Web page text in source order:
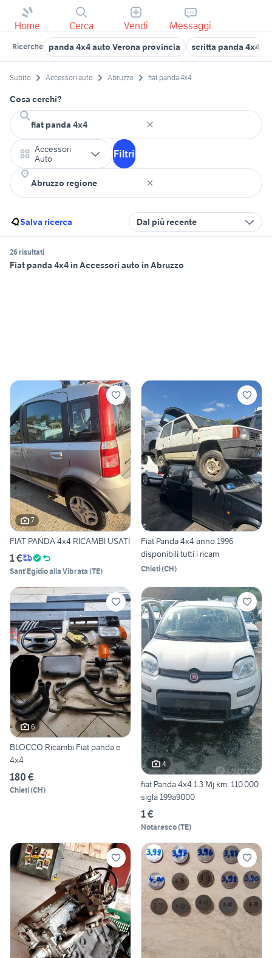
Home Cerca Vendi Messaggi
Ricerche panda 4x4 auto Verona provincia scritta panda 4x4
Subito Accessori auto Abruzzo fiat panda 4x4
Cosa cerchi?
Accessori
Auto
Filtri
Salva ricerca Dal più recente
26 risultati
Fiat panda 4x4 in Accessori auto in Abruzzo
7
FIAT PANDA 4x4 RICAMBI USATI
1 €
Sant'Egidio alla Vibrata (TE)
Fiat Panda 4x4 anno 1996
disponibili tutti i ricam
Chieti(CH)
6
BLOCCO Ricambi Fiat panda e
4x4
180 €
Chieti(CH)
4
fiat Panda 4x4 1.3 Mj km. 110.000
sigla 199a9000
1 €
Notaresco(TE)